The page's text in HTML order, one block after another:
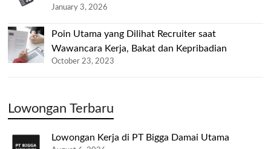
January 3, 2026
Poin Utama yang Dilihat Recruiter saat
Wawancara Kerja, Bakat dan Kepribadian
October 23, 2023
Lowongan Terbaru
Lowongan Kerja di PT Bigga Damai Utama